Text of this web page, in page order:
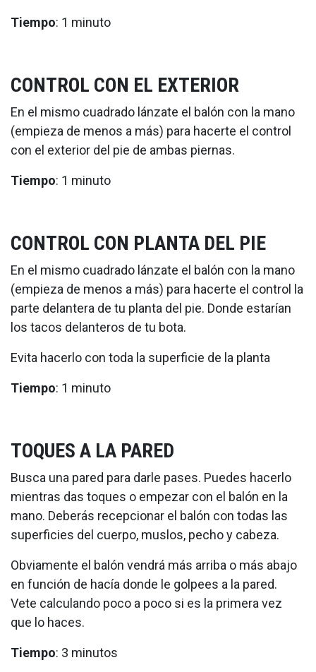
Tiempo: 1 minuto
CONTROL CON EL EXTERIOR
En el mismo cuadrado lánzate el balón con la mano
(empieza de menos a más) para hacerte el control
con el exterior del pie de ambas piernas.
Tiempo: 1 minuto
CONTROL CON PLANTA DEL PIE
En el mismo cuadrado lánzate el balón con la mano
(empieza de menos a más) para hacerte el control la
parte delantera de tu planta del pie. Donde estarían
los tacos delanteros de tu bota.
Evita hacerlo con toda la superficie de la planta
Tiempo: 1 minuto
TOQUES A LA PARED
Busca una pared para darle pases. Puedes hacerlo
mientras das toques o empezar con el balón en la
mano. Deberás recepcionar el balón con todas las
superficies del cuerpo, muslos, pecho y cabeza.
Obviamente el balón vendrá más arriba o más abajo
en función de hacía donde le golpees a la pared.
Vete calculando poco a poco si es la primera vez
que lo haces.
Tiempo: 3 minutos